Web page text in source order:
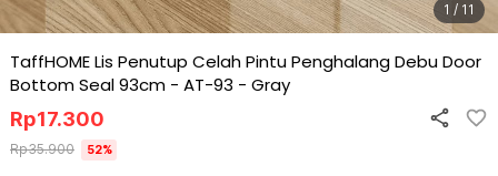
1 / 11
TaffHOME Lis Penutup Celah Pintu Penghalang Debu Door
Bottom Seal 93cm - AT-93 - Gray
Rp17.300
Rp35.900 52%